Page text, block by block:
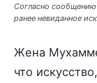
Согласно сообщению
ранее невиданное
Жена
что